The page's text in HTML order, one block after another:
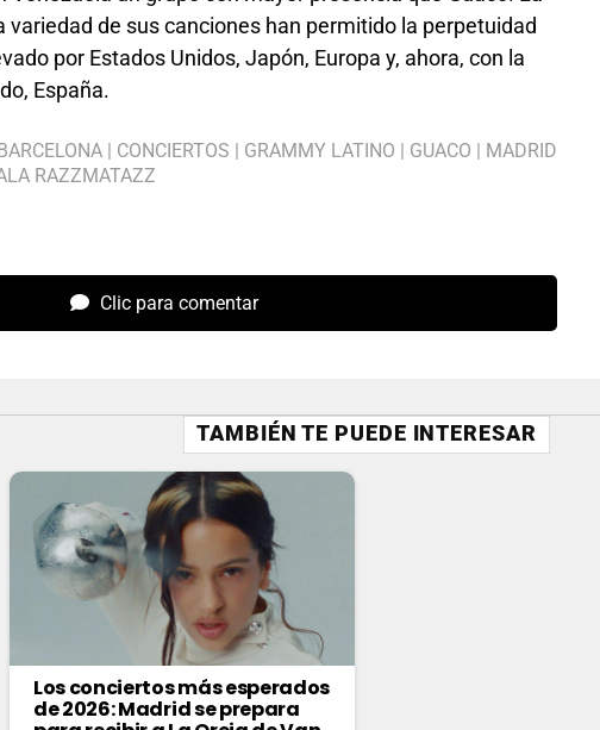
variedad de sus canciones han permitido la perpetuidad
por Estados Unidos, Japón, Europa y, ahora, con la
España.
| CONCIERTOS | GRAMMY LATINO | GUACO | MADRID
RAZZMATAZZ
Clic para comentar
TAMBIÉN TE PUEDE INTERESAR
Los conciertos más esperados
de 2026: Madrid se prepara